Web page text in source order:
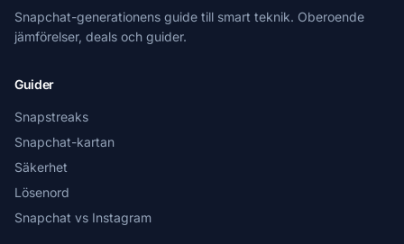
Snapchat-generationens guide till smart teknik. Oberoende
jämförelser, deals och guider.
Guider
Snapstreaks
Snapchat-kartan
Säkerhet
Lösenord
Snapchat vs Instagram